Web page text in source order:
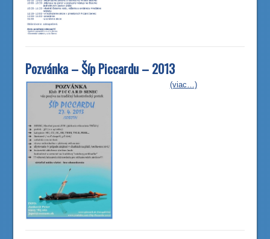
Pozvánka – Šíp Piccardu – 2013
(viac…)